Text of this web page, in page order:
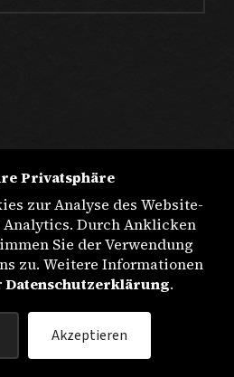
Privatsphäre
zur Analyse des Website-
Analytics. Durch Anklicken
Sie der Verwendung
zu. Weitere Informationen
Datenschutzerklärung.
Akzeptieren